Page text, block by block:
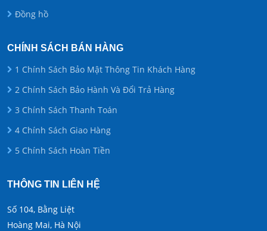
Đồng hồ
CHÍNH SÁCH BÁN HÀNG
1 Chính Sách Bảo Mật Thông Tin Khách Hàng
2 Chính Sách Bảo Hành Và Đổi Trả Hàng
3 Chính Sách Thanh Toán
4 Chính Sách Giao Hàng
5 Chính Sách Hoàn Tiền
THÔNG TIN LIÊN HỆ
Số 104, Bằng Liệt
Hoàng Mai, Hà Nội